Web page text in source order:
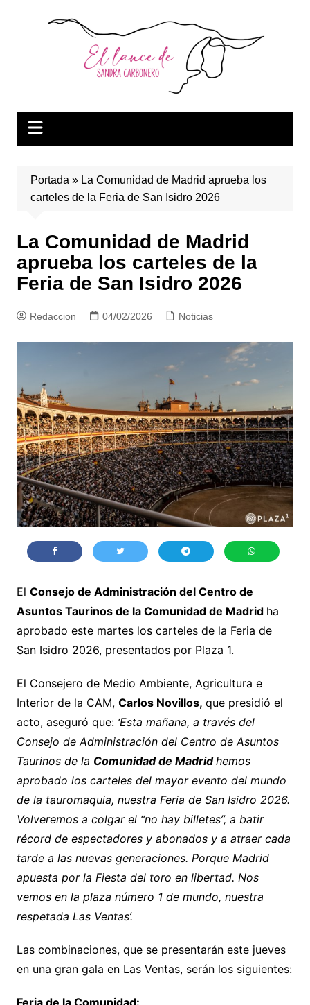
Portada » La Comunidad de Madrid aprueba los
carteles de la Feria de San Isidro 2026
La Comunidad de Madrid
aprueba los carteles de la
Feria de San Isidro 2026
Redaccion 04/02/2026 Noticias
El Consejo de Administración del Centro de
Asuntos Taurinos de la Comunidad de Madrid ha
aprobado este martes los carteles de la Feria de
San Isidro 2026, presentados por Plaza 1.
El Consejero de Medio Ambiente, Agricultura e
Interior de la CAM, Carlos Novillos, que presidió el
acto, aseguró que: ‘Esta mañana, a través del
Consejo de Administración del Centro de Asuntos
Taurinos de la Comunidad de Madridhemos
aprobado los carteles del mayor evento del mundo
de la tauromaquia, nuestra Feria de San Isidro 2026.
Volveremos a colgar el “no hay billetes”, a batir
récord de espectadores y abonados y a atraer cada
tarde a las nuevas generaciones. Porque Madrid
apuesta por la Fiesta del toro en libertad. Nos
vemos en la plaza número 1 de mundo, nuestra
respetada Las Ventas’.
Las combinaciones, que se presentarán este jueves
en una gran gala en Las Ventas, serán los siguientes:
Feria de la Comunidad: